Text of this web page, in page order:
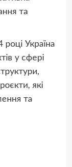
та
Україна
у сфері
які
та